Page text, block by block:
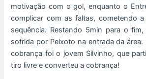
motivação com o gol, enquanto o
complicar com as faltas, cometendo
sequência. Restando 5min para o
sofrida por Peixoto na entrada da área.
cobrança foi o jovem Silvinho, que
tiro livre e converteu a cobrança!